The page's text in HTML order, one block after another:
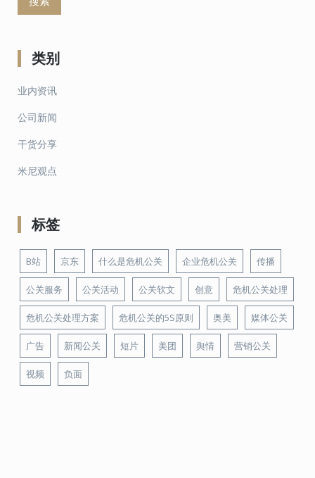
类别
业内资讯
公司新闻
干货分享
米尼观点
标签
B站 京东 什么是危机公关 企业危机公关 传播
公关服务 公关活动 公关软文 创意 危机公关处理
危机公关处理方案 危机公关的5S原则 奥美 媒体公关
广告 新闻公关 短片 美团 舆情 营销公关
视频 负面